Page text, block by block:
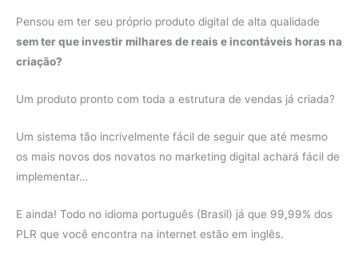
Pensou em ter seu próprio produto digital de alta qualidade
sem ter que investir milhares de reais e incontáveis horas na
criação?
Um produto pronto com toda a estrutura de vendas já criada?
Um sistema tão incrivelmente fácil de seguir que até mesmo
os mais novos dos novatos no marketing digital achará fácil de
implementar…
E ainda! Todo no idioma português (Brasil) já que 99,99% dos
PLR que você encontra na internet estão em inglês.